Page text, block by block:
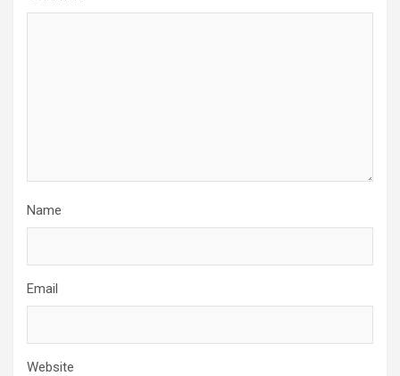
Name
Email
Website